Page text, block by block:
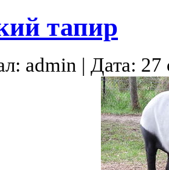
тапир
admin | Дата: 27